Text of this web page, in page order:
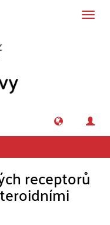
receptorů